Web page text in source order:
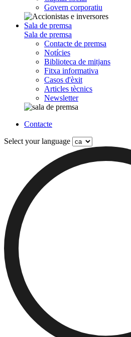
Govern corporatiu
Sala de premsa
Sala de premsa
Contacte de premsa
Notícies
Biblioteca de mitjans
Fitxa informativa
Casos d'èxit
Articles tècnics
Newsletter
Contacte
Select your language